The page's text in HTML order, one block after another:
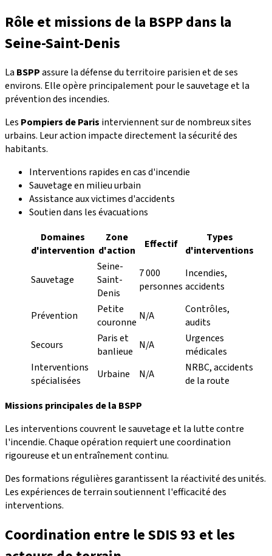
Rôle et missions de la BSPP dans la
Seine-Saint-Denis
La BSPPassure la défense du territoire parisien et de ses
environs. Elle opère principalement pour le sauvetage et la
prévention des incendies.
Les Pompiers de Paris interviennent sur de nombreux sites
urbains. Leur action impacte directement la sécurité des
habitants.
Interventions rapides en cas d'incendie
Sauvetage en milieu urbain
Assistance aux victimes d'accidents
Soutien dans les évacuations
Domaines
d'intervention
Zone
d'action
Effectif
Types
d'interventions
Sauvetage
Seine-
Saint-
Denis
7 000
personnes
Incendies,
accidents
Prévention
Petite
couronne N/A
Contrôles,
audits
Secours
Paris et
banlieue N/A
Urgences
médicales
Interventions
spécialisées
Urbaine N/A
NRBC, accidents
de la route
Missions principales de la BSPP
Les interventions couvrent le sauvetage et la lutte contre
l'incendie. Chaque opération requiert une coordination
rigoureuse et un entraînement continu.
Des formations régulières garantissent la réactivité des unités.
Les expériences de terrain soutiennent l'efficacité des
interventions.
Coordination entre le SDIS 93 et les